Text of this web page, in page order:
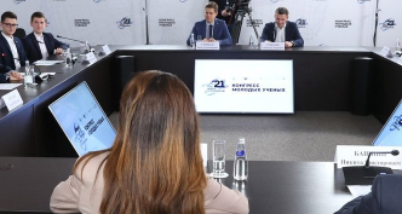
Московская область, Ново-Огарёво
КНР Си Цзиньпином
Московская область, Ново-Огарёво